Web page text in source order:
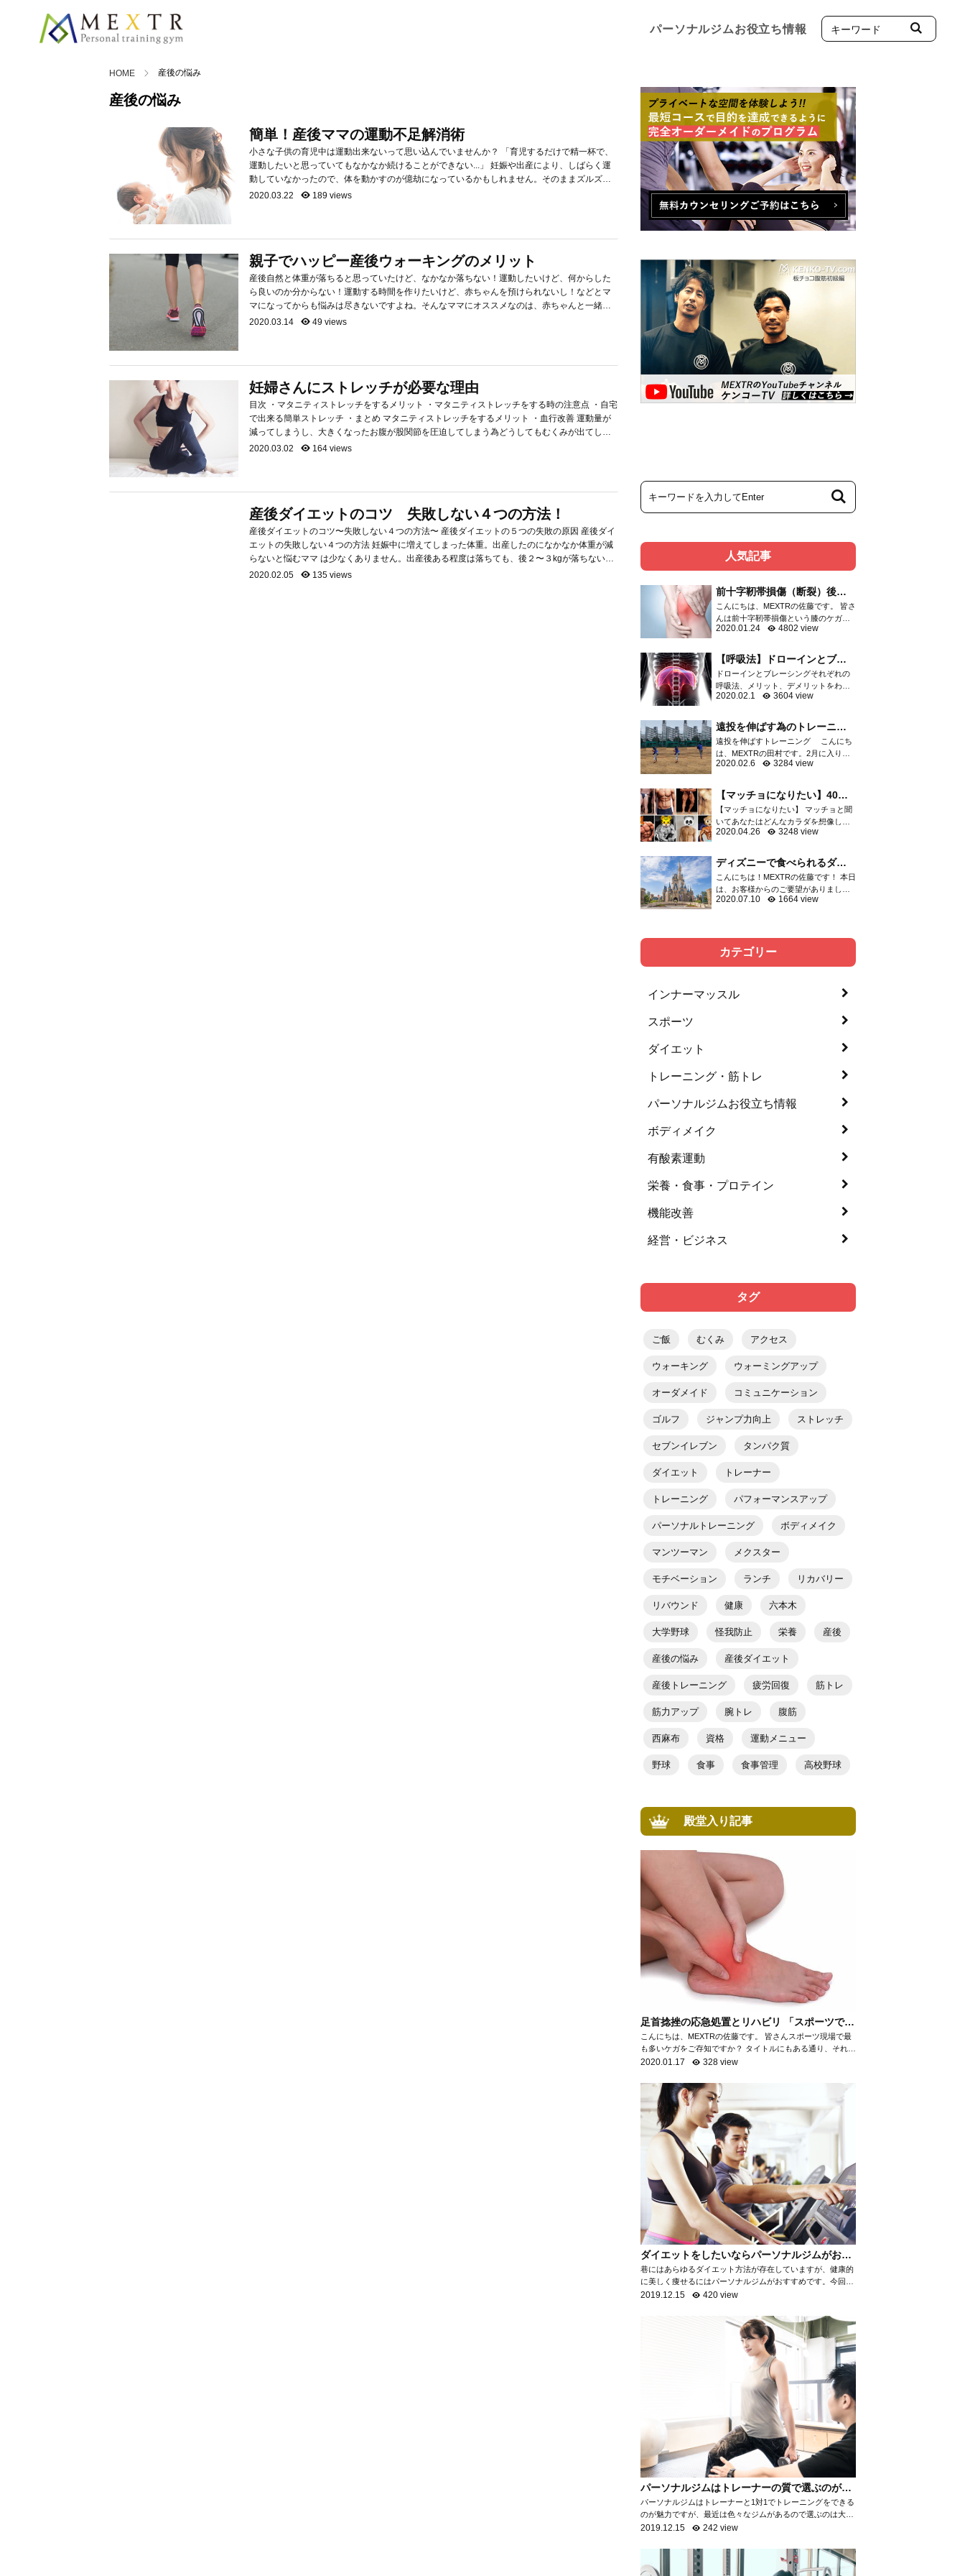
パーソナルジムお役立ち情報
HOME 産後の悩み
産後の悩み
簡単！産後ママの運動不足解消術
小さな子供の育児中は運動出来ないって思い込んでいませんか？ 「育児するだけで精一杯で、
運動したいと思っていてもなかなか続けることができない...」 妊娠や出産により、しばらく運
動していなかったので、体を動かすのが億劫になっているかもしれません。そのままズルズル
と運動不足が続くと、健康管理や美容の面にマイナスの影響をおよぼすことも。健康維持やス
2020.03.22 189 views
親子でハッピー産後ウォーキングのメリット
産後自然と体重が落ちると思っていたけど、なかなか落ちない！運動したいけど、何からした
ら良いのか分からない！運動する時間を作りたいけど、赤ちゃんを預けられないし！などとマ
マになってからも悩みは尽きないですよね。そんなママにオススメなのは、赤ちゃんと一緒に
ウォーキングすることです。赤ちゃんと一緒に出来るのでわざわざ時間を作らなくても良いの
2020.03.14 49 views
妊婦さんにストレッチが必要な理由
目次 ・マタニティストレッチをするメリット ・マタニティストレッチをする時の注意点 ・自宅
で出来る簡単ストレッチ ・まとめ マタニティストレッチをするメリット ・血行改善 運動量が
減ってしまうし、大きくなったお腹が股関節を圧迫してしまう為どうしてもむくみが出てしま
します。 ストレッチして全身の血流が良くなるとむくみが改善されます。 ・体重増加の予防...
2020.03.02 164 views
産後ダイエットのコツ 失敗しない４つの方法！
産後ダイエットのコツ〜失敗しない４つの方法〜 産後ダイエットの５つの失敗の原因 産後ダイ
エットの失敗しない４つの方法 妊娠中に増えてしまった体重。出産したのになかなか体重が減
らないと悩むママ は少なくありません。出産後ある程度は落ちても、後２〜３kgが落ちない！
ということも多いのではないでしょうか？ 焦るかもしれませんが、産後のダイエットは通常
2020.02.05 135 views
人気記事
前十字靭帯損傷（断裂）後の
リハビリメニュー
こんにちは、MEXTRの佐藤です。 皆さ
んは前十字靭帯損傷という膝のケガを
ご存知ですか？ 膝関節のケガは頻度の
軟骨など膝関節を構成する重要な組織
が損傷し、スポーツ...
2020.01.24 4802 view
【呼吸法】ドローインとブレ
ーシングはどっちがいい
の？？
ドローインとブレーシングそれぞれの
呼吸法、メリット、デメリットをわか
りやすくご紹介 呼吸の方法としてよく
グ」運動指導者の中でも二極化して...
2020.02.1 3604 view
遠投を伸ばす為のトレーニン
グ
遠投を伸ばすトレーニング こんにち
は、MEXTRの田村です。2月に入りプ
ロ野球はキャンプインしましたね。選
今年も始まったなと感じてます。 突然
ですが、野球の...
2020.02.6 3284 view
【マッチョになりたい】40代
からでも遅くないマッチョに
なる方法
【マッチョになりたい】 マッチョと聞
いてあなたはどんなカラダを想像しま
すか？ 細マッチョ？マッチョ？ゴリマ
ようなゴリマッチョを想像するでしょ
う。 そしてトレ...
2020.04.26 3248 view
ディズニーで食べられるダイ
エット飯をご紹介！！
こんにちは！MEXTRの佐藤です！ 本日
は、お客様からのご要望がありました
ので、ディズニーで食べられるダイエ
がディズニーでのダ...
2020.07.10 1664 view
カテゴリー
インナーマッスル
スポーツ
ダイエット
トレーニング・筋トレ
パーソナルジムお役立ち情報
ボディメイク
有酸素運動
栄養・食事・プロテイン
機能改善
経営・ビジネス
タグ
ご飯 むくみ アクセス
ウォーキング ウォーミングアップ
オーダメイド コミュニケーション
ゴルフ ジャンプ力向上 ストレッチ
セブンイレブン タンパク質
ダイエット トレーナー
トレーニング パフォーマンスアップ
パーソナルトレーニング ボディメイク
マンツーマン メクスター
モチベーション ランチ リカバリー
リバウンド 健康 六本木
大学野球 怪我防止 栄養 産後
産後の悩み 産後ダイエット
産後トレーニング 疲労回復 筋トレ
筋力アップ 腕トレ 腹筋
西麻布 資格 運動メニュー
野球 食事 食事管理 高校野球
殿堂入り記事
足首捻挫の応急処置とリハビリ 「スポーツで最
も多いケガ」
こんにちは、MEXTRの佐藤です。 皆さんスポーツ現場で最
も多いケガをご存知ですか？ タイトルにもある通り、それが
「足首の捻挫」です。 「足首の捻挫」は、スポーツ現場だけ
2020.01.17 328 view
ダイエットをしたいならパーソナルジムがおす
すめ！
巷にはあらゆるダイエット方法が存在していますが、健康的
に美しく痩せるにはパーソナルジムがおすすめです。今回
は、なぜパーソナルジムがダイエットに最適なのかを項目ご
2019.12.15 420 view
パーソナルジムはトレーナーの質で選ぶのがお
すすめ！
パーソナルジムはトレーナーと1対1でトレーニングをできる
のが魅力ですが、最近は色々なジムがあるので選ぶのは大変
ですよね。パーソナルジムで満足ができるところを選ぶため
2019.12.15 242 view